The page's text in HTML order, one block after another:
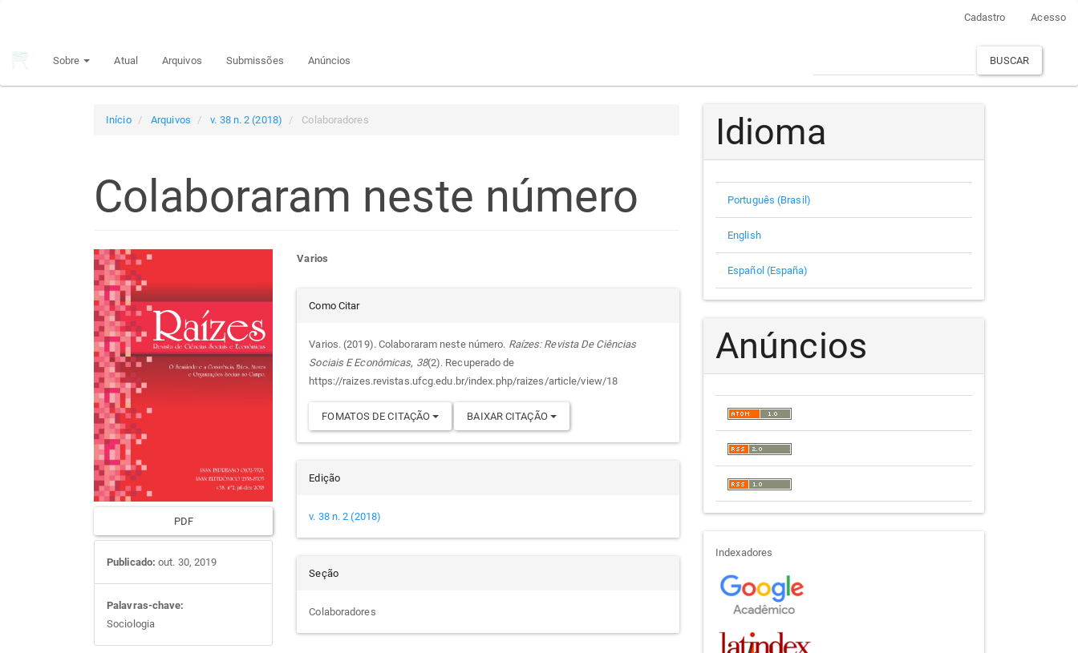
principal
Cadastro Acesso
Sobre Atual Arquivos Submissões Anúncios BUSCAR
Início Arquivos v. 38 n. 2 (2018) Colaboradores
Colaboraram neste número
Barra
lateral
de
artigos
PDF
Publicado: out. 30, 2019
Palavras-chave:
Sociologia
Conteúdo
do
artigo
principal
Varios
Detalhes
do
artigo
Como Citar
Varios. (2019). Colaboraram neste número. Raízes: Revista De Ciências
Sociais E Econômicas, 38(2). Recuperado de
https://raizes.revistas.ufcg.edu.br/index.php/raizes/article/view/18
FOMATOS DE CITAÇÃO BAIXAR CITAÇÃO
Edição
v. 38 n. 2 (2018)
Seção
Colaboradores
Idioma
Português (Brasil)
English
Español (España)
Anúncios
indexadores
Indexadores